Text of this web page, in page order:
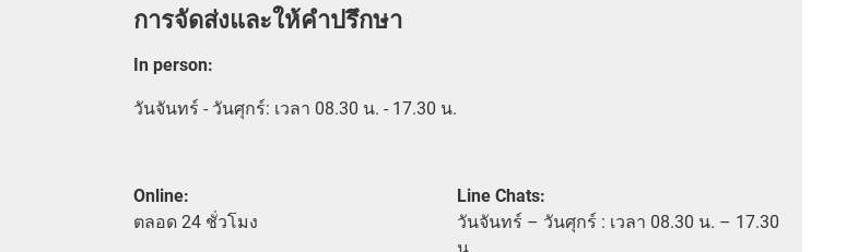
การจัดส่งและให้คำปรึกษา
In person:
วันจันทร์ - วันศุกร์: เวลา 08.30 น. - 17.30 น.
Online:
ตลอด 24 ชั่วโมง
Line Chats:
วันจันทร์ – วันศุกร์ : เวลา 08.30 น. – 17.30